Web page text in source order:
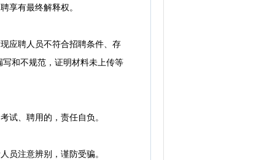
有最终解释权。
应聘人员不符合招聘条件、存
和不规范，证明材料未上传等
、聘用的，责任自负。
注意辨别，谨防受骗。